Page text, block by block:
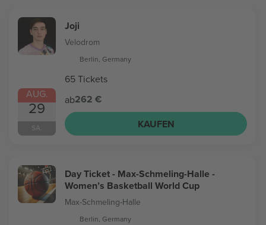
AUG.
29
SA.
Joji
Velodrom
Berlin, Germany
65 Tickets
ab262 €
KAUFEN
Day Ticket - Max-Schmeling-Halle -
Women’s Basketball World Cup
Max-Schmeling-Halle
Berlin, Germany